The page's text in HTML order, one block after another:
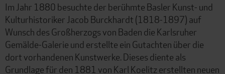
Im Jahr 1880 besuchte der berühmte Basler Kunst- und
Kulturhistoriker Jacob Burckhardt (1818-1897) auf
Wunsch des Großherzogs von Baden die Karlsruher
Gemälde-Galerie und erstellte ein Gutachten über die
dort vorhandenen Kunstwerke. Dieses diente als
Grundlage für den 1881 von Karl Koelitz erstellten neuen